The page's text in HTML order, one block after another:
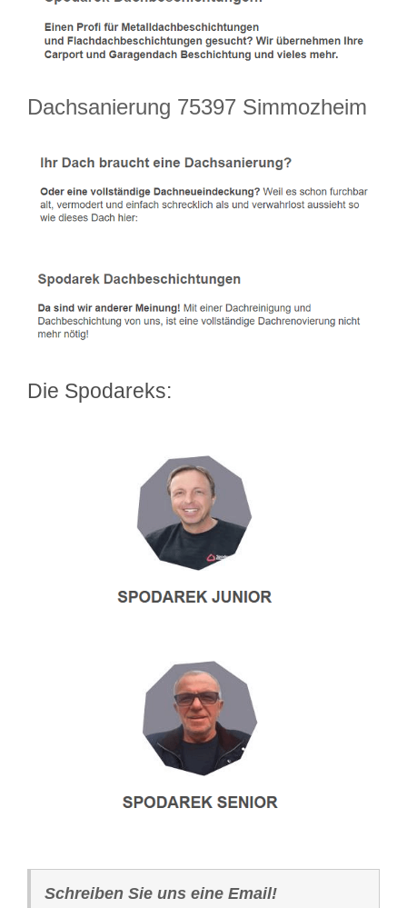
Dachsanierung 75397 Simmozheim
Die Spodareks:
Schreiben Sie uns eine Email!